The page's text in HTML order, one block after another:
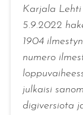
Karjala
5.9.2022
1904
numero
julkaisi
digiversiota